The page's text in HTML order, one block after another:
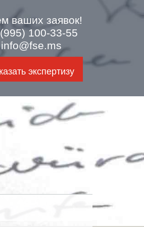
ваших заявок!
100-33-55
info@fse.ms
экспертизу